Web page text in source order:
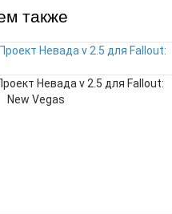
также
Невада v 2.5 для Fallout:
New Vegas